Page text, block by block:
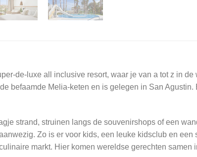
de-luxe all inclusive resort, waar je van a tot z in
befaamde Melia-keten en is gelegen in San
strand, struinen langs de souvenirshops of een
Zo is er voor kids, een leuke kidsclub en
markt. Hier komen wereldse gerechten samen